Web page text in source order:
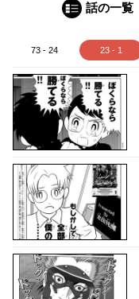
話の一覧
73 - 24 23 - 1